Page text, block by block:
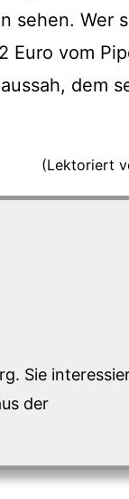
sehen. Wer
Euro vom
dem
(Lektoriert
Sie
der